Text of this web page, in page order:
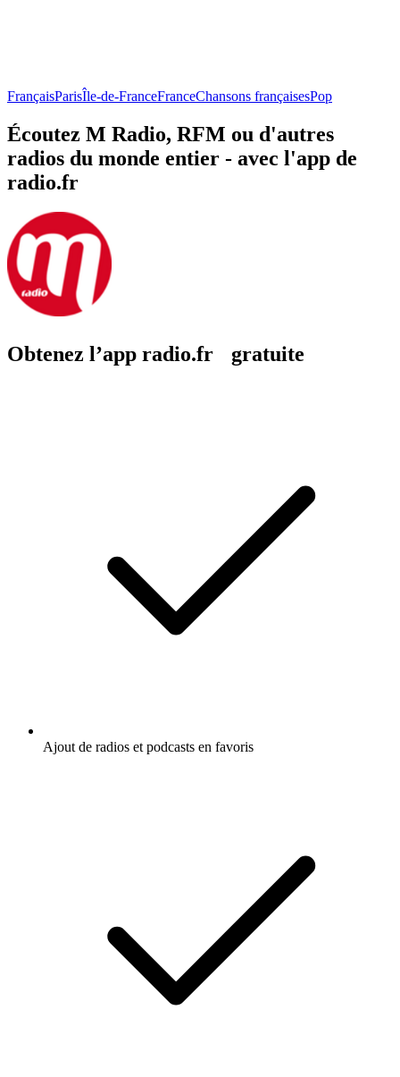
FrançaisParisÎle-de-FranceFranceChansons françaisesPop
Écoutez M Radio, RFM ou d'autres
radios du monde entier - avec l'app de
radio.fr
Obtenez l’app radio.fr gratuite
Ajout de radios et podcasts en favoris